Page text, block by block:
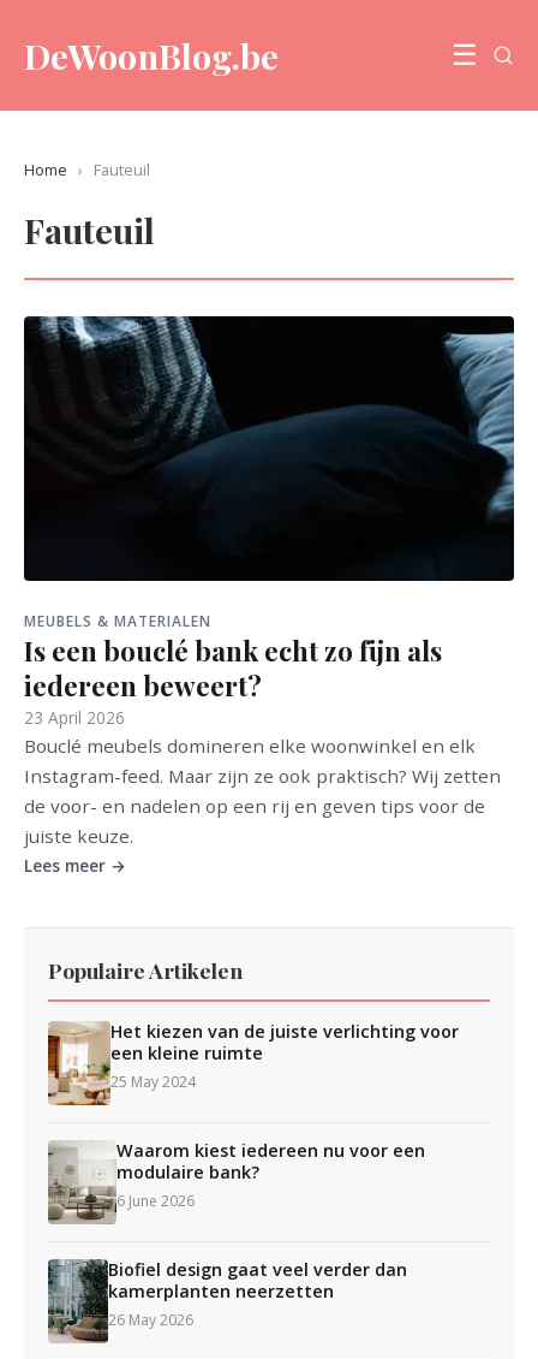
DeWoonBlog.be ☰
Home › Fauteuil
Fauteuil
MEUBELS & MATERIALEN
Is een bouclé bank echt zo fijn als
iedereen beweert?
23 April 2026
Bouclé meubels domineren elke woonwinkel en elk
Instagram-feed. Maar zijn ze ook praktisch? Wij zetten
de voor- en nadelen op een rij en geven tips voor de
juiste keuze.
Lees meer →
Populaire Artikelen
Het kiezen van de juiste verlichting voor
een kleine ruimte
25 May 2024
Waarom kiest iedereen nu voor een
modulaire bank?
6 June 2026
Biofiel design gaat veel verder dan
kamerplanten neerzetten
26 May 2026